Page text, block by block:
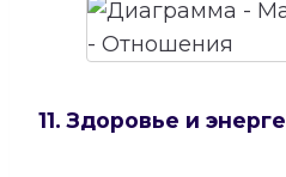
11. Здоровье и